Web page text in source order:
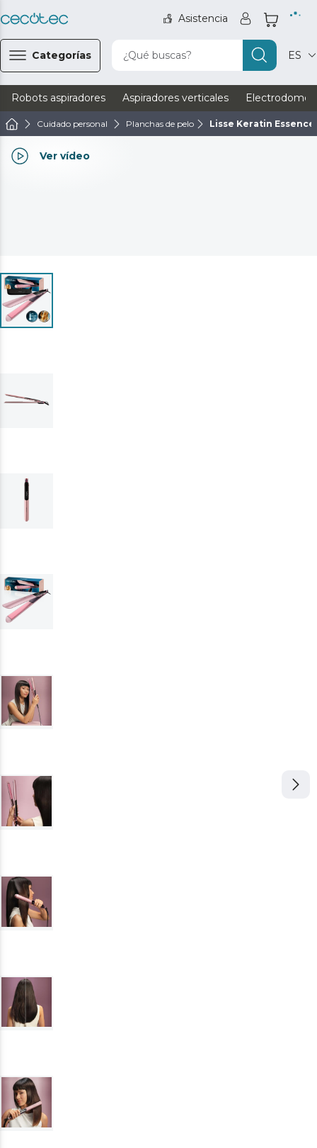
Asistencia
Categorías ¿Qué buscas? ES
Robots aspiradores Aspiradores verticales
Cuidado personal Planchas de pelo Lisse Keratin
Ver vídeo